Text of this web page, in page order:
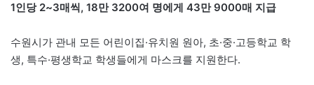
1인당 2~3매씩, 18만 3200여 명에게 43만 9000매 지급
수원시가 관내 모든 어린이집·유치원 원아, 초·중·고등학교 학
생, 특수·평생학교 학생들에게 마스크를 지원한다.